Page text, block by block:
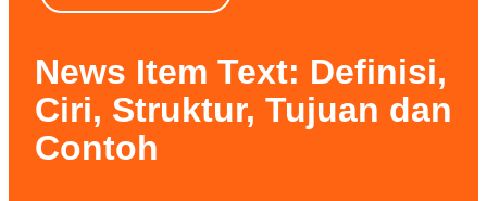
News Item Text: Definisi,
Ciri, Struktur, Tujuan dan
Contoh